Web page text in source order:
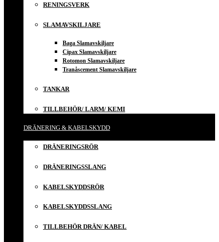
RENINGSVERK
SLAMAVSKILJARE
Baga Slamavskiljare
Cipax Slamavskiljare
Rotomon Slamavskiljare
Tranåscement Slamavskiljare
TANKAR
TILLBEHÖR/ LARM/ KEMI
DRÄNERING & KABELSKYDD
DRÄNERINGSRÖR
DRÄNERINGSSLANG
KABELSKYDDSRÖR
KABELSKYDDSSLANG
TILLBEHÖR DRÄN/ KABEL